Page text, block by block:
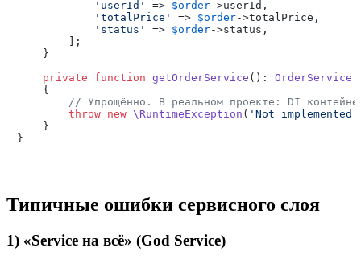
'userId'
=> $order->userId,
'totalPrice'
=> $order->totalPrice,
'status'
=> $order->status,
        ];
    }
private
function getOrderService ( ): OrderService
{
// Упрощённо. В реальном проекте: DI
throw new \RuntimeException ( 'Not implemented'
    }
Типичные ошибки сервисного слоя
1) «Service на всё» (God Service)